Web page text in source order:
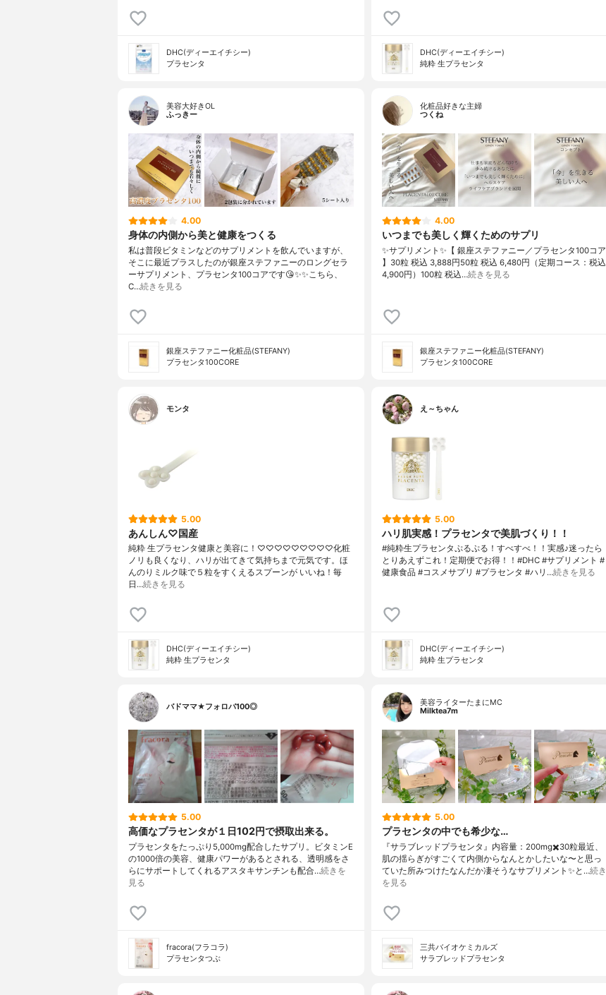
DHC(ディーエイチシー)
プラセンタ
DHC(ディーエイチシー)
純粋 生プラセンタ
美容大好きOL
ふっきー
4.00
身体の内側から美と健康をつくる
私は普段ビタミンなどのサプリメントを飲んでいますが、
そこに最近プラスしたのが銀座ステファニーのロングセラ
ーサプリメント、プラセンタ100コアです😘✨✨こちら、
C…続きを見る
銀座ステファニー化粧品(STEFANY)
プラセンタ100CORE
化粧品好きな主婦
つくね
4.00
いつまでも美しく輝くためのサプリ
✨サプリメント✨【 銀座ステファニー／プラセンタ100コア
】30粒 税込 3,888円50粒 税込 6,480円（定期コース：税込
4,900円）100粒 税込…続きを見る
銀座ステファニー化粧品(STEFANY)
プラセンタ100CORE
モンタ
5.00
あんしん♡国産
純粋 生プラセンタ健康と美容に！♡♡♡♡♡♡♡♡♡化粧
ノリも良くなり、ハリが出てきて気持ちまで元気です。ほ
んのりミルク味で５粒をすくえるスプーンが いいね！毎
日…続きを見る
DHC(ディーエイチシー)
純粋 生プラセンタ
え～ちゃん
5.00
ハリ肌実感！プラセンタで美肌づくり！！
#純粋生プラセンタぷるぷる！すべすべ！！実感♪迷ったら
とりあえずこれ！定期便でお得！！#DHC #サプリメント #
健康食品 #コスメサプリ #プラセンタ #ハリ…続きを見る
DHC(ディーエイチシー)
純粋 生プラセンタ
バドママ★フォロバ100◎
5.00
高価なプラセンタが１日102円で摂取出来る。
プラセンタをたっぷり5,000mg配合したサプリ。ビタミンE
の1000倍の美容、健康パワーがあるとされる、透明感をさ
らにサポートしてくれるアスタキサンチンも配合…続きを
見る
fracora(フラコラ)
プラセンタつぶ
美容ライターたまにMC
Milktea7m
5.00
プラセンタの中でも希少な…
『サラブレッドプラセンタ』内容量：200mg✖️30粒最近、
肌の揺らぎがすごくて内側からなんとかしたいな〜と思っ
ていた所みつけたなんだか凄そうなサプリメント✨と…続き
を見る
三共バイオケミカルズ
サラブレッドプラセンタ